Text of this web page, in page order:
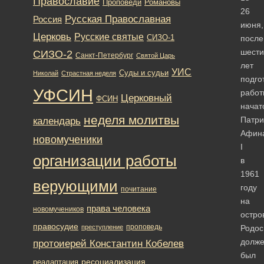
26
июня,
после
лет
I
в
1961
году
на
был
Проповеди Романовы
Россия Русская Православная
Церковь Русские святые СИЗО-1
СИЗО-2 Санкт-Петербург Святой Царь
Николай Страстная неделя Суды и судьи УИС
УФСИН ФСИН Церковный
календарь неделя молитвы
новомученики
организации работы
верующими почитание
новомучеников права человека
правосудие преступление проповедь
протоиерей Константин Кобелев
реадаптация ресоциализация